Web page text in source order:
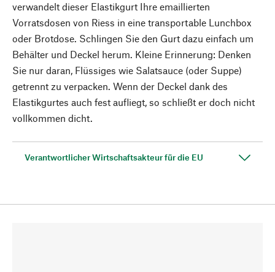
verwandelt dieser Elastikgurt Ihre emaillierten
Vorratsdosen von Riess in eine transportable Lunchbox
oder Brotdose. Schlingen Sie den Gurt dazu einfach um
Behälter und Deckel herum. Kleine Erinnerung: Denken
Sie nur daran, Flüssiges wie Salatsauce (oder Suppe)
getrennt zu verpacken. Wenn der Deckel dank des
Elastikgurtes auch fest aufliegt, so schließt er doch nicht
vollkommen dicht.
Verantwortlicher Wirtschaftsakteur für die EU